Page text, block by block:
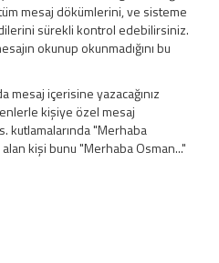
mesaj dökümlerini, ve sisteme
sürekli kontrol edebilirsiniz.
okunup okunmadığını bu
mesaj içerisine yazacağınız
kişiye özel mesaj
kutlamalarında "Merhaba
alan kişi bunu "Merhaba Osman..."